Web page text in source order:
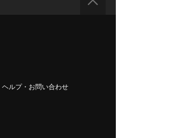
ヘルプ・お問い合わせ